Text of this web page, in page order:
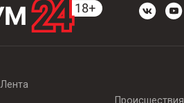
Лента
Происшествия